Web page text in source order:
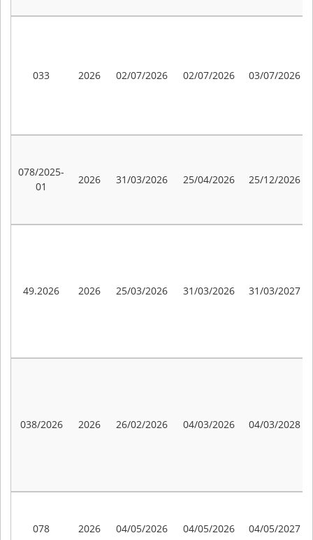
033 2026 02/07/2026 02/07/2026 03/07/2026
078/2025-
01
2026 31/03/2026 25/04/2026 25/12/2026
49.2026 2026 25/03/2026 31/03/2026 31/03/2027
038/2026 2026 26/02/2026 04/03/2026 04/03/2028
078 2026 04/05/2026 04/05/2026 04/05/2027